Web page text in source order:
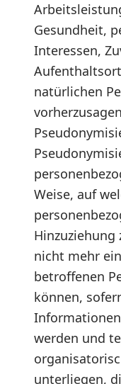
Gesundheit,
Interessen,
natürlichen
Weise, auf
nicht mehr
betroffenen
können,
werden und
unterliegen,